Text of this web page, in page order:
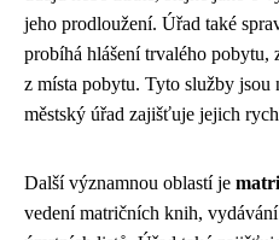
jeho prodloužení. Úřad také
probíhá hlášení trvalého pobytu,
z místa pobytu. Tyto služby jsou
městský úřad zajišťuje jejich
Další významnou oblastí je
vedení matričních knih,